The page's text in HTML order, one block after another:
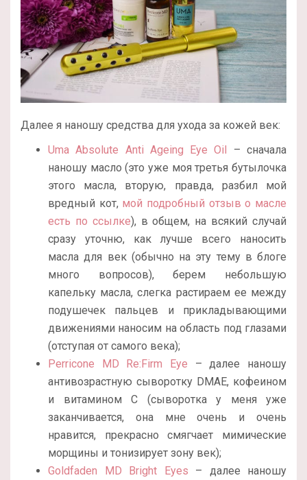
Далее я наношу средства для ухода за кожей век:
Uma Absolute Anti Ageing Eye Oil – сначала
наношу масло (это уже моя третья бутылочка
этого масла, вторую, правда, разбил мой
вредный кот, мой подробный отзыв о масле
есть по ссылке), в общем, на всякий случай
сразу уточню, как лучше всего наносить
масла для век (обычно на эту тему в блоге
много вопросов), берем небольшую
капельку масла, слегка растираем ее между
подушечек пальцев и прикладывающими
движениями наносим на область под глазами
(отступая от самого века);
Perricone MD Re:Firm Eye – далее наношу
антивозрастную сыворотку DMAE, кофеином
и витамином С (сыворотка у меня уже
заканчивается, она мне очень и очень
нравится, прекрасно смягчает мимические
морщины и тонизирует зону век);
Goldfaden MD Bright Eyes – далее наношу